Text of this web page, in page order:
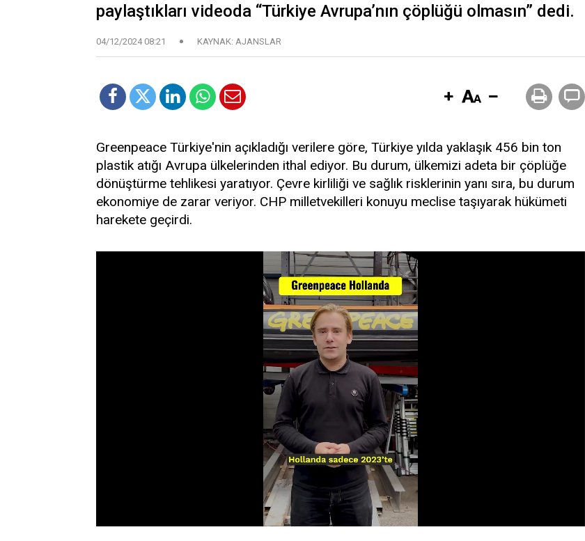
paylaştıkları videoda “Türkiye Avrupa’nın çöplüğü olmasın” dedi.
04/12/2024 08:21 KAYNAK: AJANSLAR
Greenpeace Türkiye'nin açıkladığı verilere göre, Türkiye yılda yaklaşık 456 bin ton
plastik atığı Avrupa ülkelerinden ithal ediyor. Bu durum, ülkemizi adeta bir çöplüğe
dönüştürme tehlikesi yaratıyor. Çevre kirliliği ve sağlık risklerinin yanı sıra, bu durum
ekonomiye de zarar veriyor. CHP milletvekilleri konuyu meclise taşıyarak hükümeti
harekete geçirdi.